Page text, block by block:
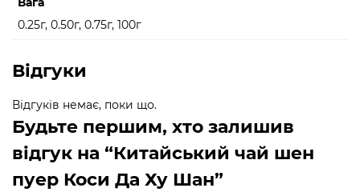
0.25г, 0.50г, 0.75г, 100г
Відгуки
Відгуків немає, поки що.
Будьте першим, хто залишив
відгук на “Китайський чай шен
пуер Коси Да Ху Шан”